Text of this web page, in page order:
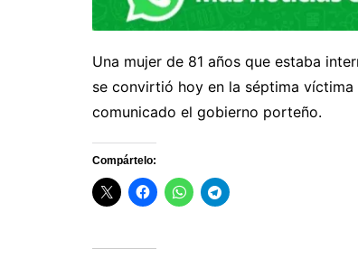
Una mujer de 81 años que estaba
se convirtió hoy en la séptima
comunicado el gobierno porteño.
Compártelo: